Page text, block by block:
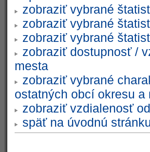
zobraziť vybrané
zobraziť vybrané
zobraziť vybrané
zobraziť dostupnosť /
mesta
zobraziť vybrané
ostatných obcí okresu a
zobraziť vzdialenosť
späť na úvodnú